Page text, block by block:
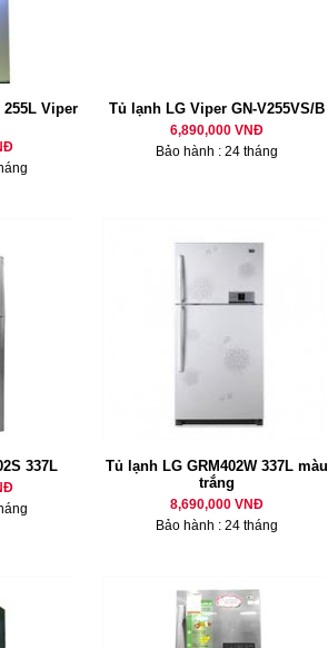
255L Viper
Tủ lạnh LG Viper GN-V255VS/B
6,890,000 VNĐ
Bảo hành : 24 tháng
337L
Tủ lạnh LG GRM402W 337L màu
trắng
8,690,000 VNĐ
Bảo hành : 24 tháng